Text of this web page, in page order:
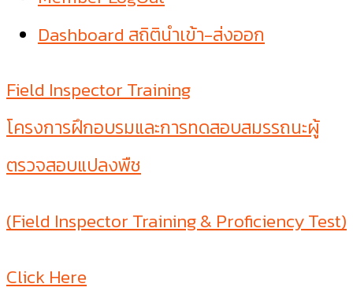
Dashboard สถิตินำเข้า-ส่งออก
Field Inspector Training
โครงการฝึกอบรมและการทดสอบสมรรถนะผู้
ตรวจสอบแปลงพืช
(Field Inspector Training & Proficiency Test)
Click Here